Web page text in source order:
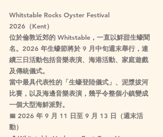
Whitstable Rocks Oyster Festival
2026（Kent）
位於倫敦近郊的 Whitstable，一直以鮮甜生蠔聞
名。2026 年生蠔節將於 9 月中旬週末舉行，連
續三日活動包括音樂表演、海港活動、家庭遊戲
及傳統儀式。
當中最具代表性的「生蠔登陸儀式」、泥漿拔河
比賽，以及海邊音樂表演，幾乎令整個小鎮變成
一個大型海鮮派對。
📅 2026 年 9 月 11 日至 9 月 13 日
（週末活
動）